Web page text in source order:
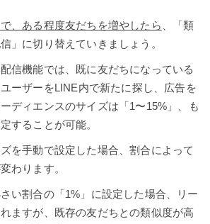
、ある程度友だちを増やしたら 、「類
」に切り替えていきましょう。
信機能では、既に友だちになっている
ーザーをLINE内で新たに探し、広告を
ディエンスのサイズは「1〜15%」、も
することが可能。
を手動で設定した場合、割合によって
わります。
い割合の「1%」に設定した場合、リー
ますが、既存の友だちとの類似度が高